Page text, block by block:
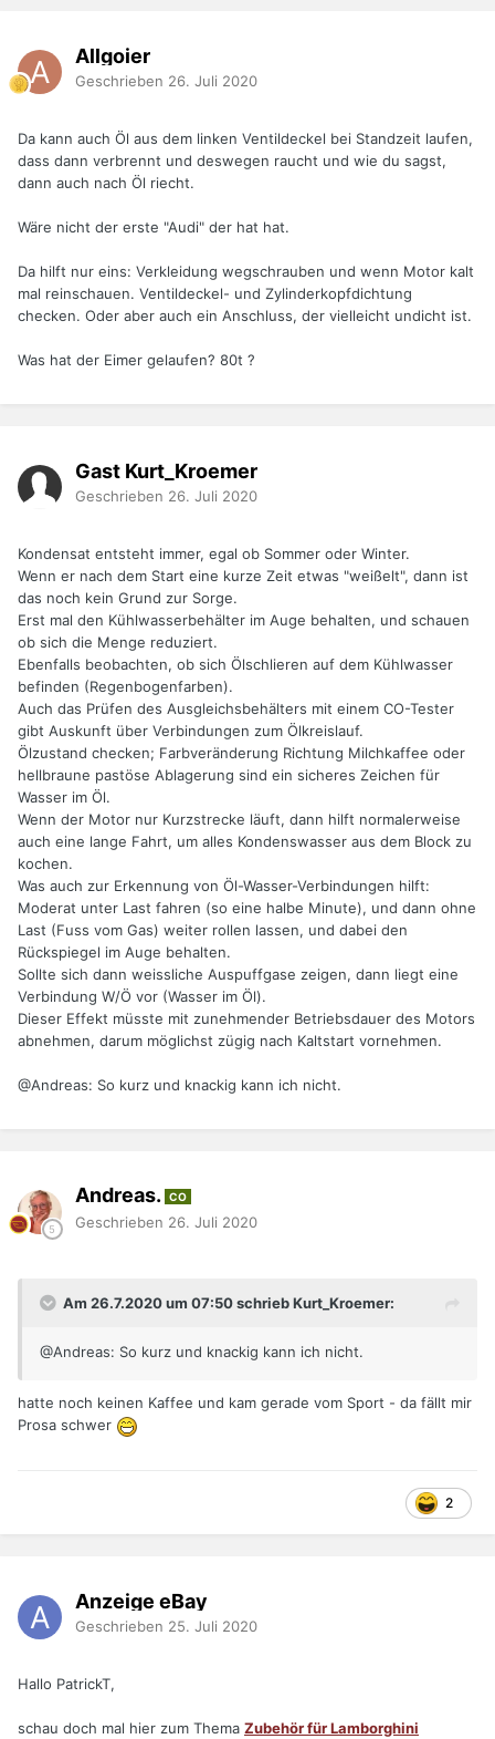
Allgoier
Geschrieben 26. Juli 2020
Da kann auch Öl aus dem linken Ventildeckel bei Standzeit laufen,
dass dann verbrennt und deswegen raucht und wie du sagst,
dann auch nach Öl riecht.
Wäre nicht der erste "Audi" der hat hat.
Da hilft nur eins: Verkleidung wegschrauben und wenn Motor kalt
mal reinschauen. Ventildeckel- und Zylinderkopfdichtung
checken. Oder aber auch ein Anschluss, der vielleicht undicht ist.
Was hat der Eimer gelaufen? 80t ?
Gast Kurt_Kroemer
Geschrieben 26. Juli 2020
Kondensat entsteht immer, egal ob Sommer oder Winter.
Wenn er nach dem Start eine kurze Zeit etwas "weißelt", dann ist
das noch kein Grund zur Sorge.
Erst mal den Kühlwasserbehälter im Auge behalten, und schauen
ob sich die Menge reduziert.
Ebenfalls beobachten, ob sich Ölschlieren auf dem Kühlwasser
befinden (Regenbogenfarben).
Auch das Prüfen des Ausgleichsbehälters mit einem CO-Tester
gibt Auskunft über Verbindungen zum Ölkreislauf.
Ölzustand checken; Farbveränderung Richtung Milchkaffee oder
hellbraune pastöse Ablagerung sind ein sicheres Zeichen für
Wasser im Öl.
Wenn der Motor nur Kurzstrecke läuft, dann hilft normalerweise
auch eine lange Fahrt, um alles Kondenswasser aus dem Block zu
kochen.
Was auch zur Erkennung von Öl-Wasser-Verbindungen hilft:
Moderat unter Last fahren (so eine halbe Minute), und dann ohne
Last (Fuss vom Gas) weiter rollen lassen, und dabei den
Rückspiegel im Auge behalten.
Sollte sich dann weissliche Auspuffgase zeigen, dann liegt eine
Verbindung W/Ö vor (Wasser im Öl).
Dieser Effekt müsste mit zunehmender Betriebsdauer des Motors
abnehmen, darum möglichst zügig nach Kaltstart vornehmen.
@Andreas: So kurz und knackig kann ich nicht.
Andreas. CO
Geschrieben 26. Juli 2020
Am 26.7.2020 um 07:50 schrieb Kurt_Kroemer:
@Andreas: So kurz und knackig kann ich nicht.
hatte noch keinen Kaffee und kam gerade vom Sport - da fällt mir
Prosa schwer
2
Anzeige eBay
Geschrieben 25. Juli 2020
Hallo PatrickT,
schau doch mal hier zum Thema Zubehör für Lamborghini